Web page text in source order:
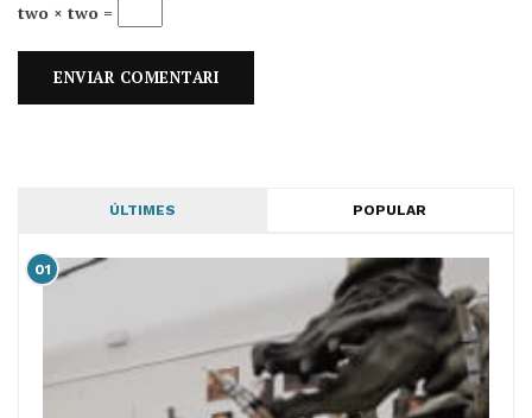
two × two =
ÚLTIMES POPULAR
01